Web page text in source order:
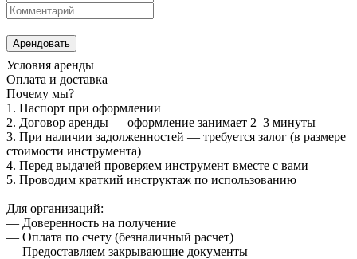
Арендовать
Условия аренды
Оплата и доставка
Почему мы?
1. Паспорт при оформлении
2. Договор аренды — оформление занимает 2–3 минуты
3. При наличии задолженностей — требуется залог (в размере
стоимости инструмента)
4. Перед выдачей проверяем инструмент вместе с вами
5. Проводим краткий инструктаж по использованию
Для организаций:
— Доверенность на получение
— Оплата по счету (безналичный расчет)
— Предоставляем закрывающие документы